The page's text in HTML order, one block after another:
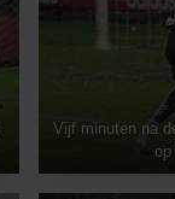
Vijf minuten na